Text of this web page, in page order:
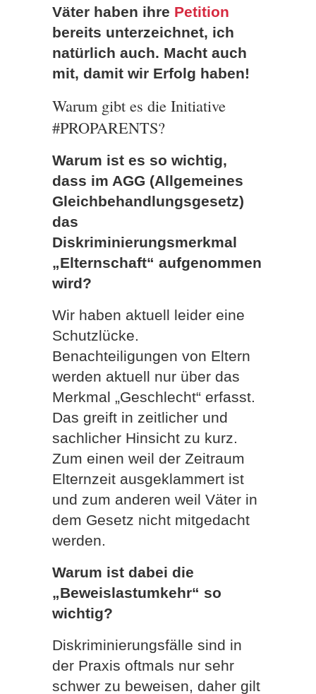
Väter haben ihre Petition
bereits unterzeichnet, ich
natürlich auch. Macht auch
mit, damit wir Erfolg haben!
Warum gibt es die Initiative
#PROPARENTS?
Warum ist es so wichtig,
dass im AGG (Allgemeines
Gleichbehandlungsgesetz)
das
Diskriminierungsmerkmal
„Elternschaft“ aufgenommen
wird?
Wir haben aktuell leider eine
Schutzlücke.
Benachteiligungen von Eltern
werden aktuell nur über das
Merkmal „Geschlecht“ erfasst.
Das greift in zeitlicher und
sachlicher Hinsicht zu kurz.
Zum einen weil der Zeitraum
Elternzeit ausgeklammert ist
und zum anderen weil Väter in
dem Gesetz nicht mitgedacht
werden.
Warum ist dabei die
„Beweislastumkehr“ so
wichtig?
Diskriminierungsfälle sind in
der Praxis oftmals nur sehr
schwer zu beweisen, daher gilt